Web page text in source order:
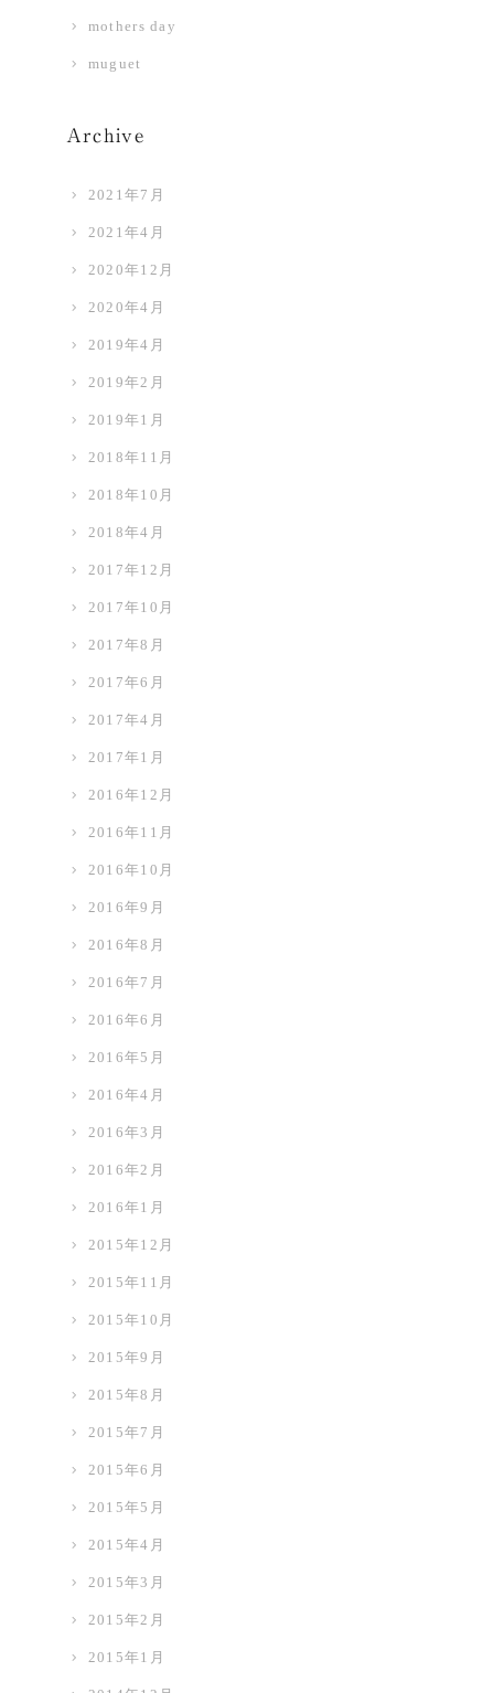
mothers day
muguet
Archive
2021年7月
2021年4月
2020年12月
2020年4月
2019年4月
2019年2月
2019年1月
2018年11月
2018年10月
2018年4月
2017年12月
2017年10月
2017年8月
2017年6月
2017年4月
2017年1月
2016年12月
2016年11月
2016年10月
2016年9月
2016年8月
2016年7月
2016年6月
2016年5月
2016年4月
2016年3月
2016年2月
2016年1月
2015年12月
2015年11月
2015年10月
2015年9月
2015年8月
2015年7月
2015年6月
2015年5月
2015年4月
2015年3月
2015年2月
2015年1月